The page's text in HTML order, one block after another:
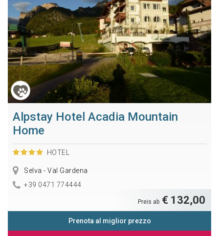
Alpstay Hotel Acadia Mountain
Home
HOTEL
Selva - Val Gardena
+39 0471 774444
Preis ab € 132,00
Prenota al miglior prezzo